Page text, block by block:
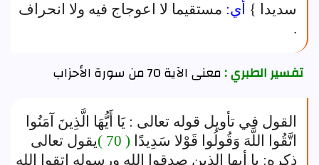
سديدا } أي: مستقيما لا اعوجاج فيه ولا انحراف
.
تفسير الطبري :معنى الآية 70 من سورة الأحزاب
القول في تأويل قوله تعالى : يَا أَيُّهَا الَّذِينَ آمَنُوا
اتَّقُوا اللَّهَ وَقُولُوا قَوْلا سَدِيدًا ( 70 )
يقول تعالى
ذكره: يا أيها الذين صدقوا الله ورسوله اتقوا الله